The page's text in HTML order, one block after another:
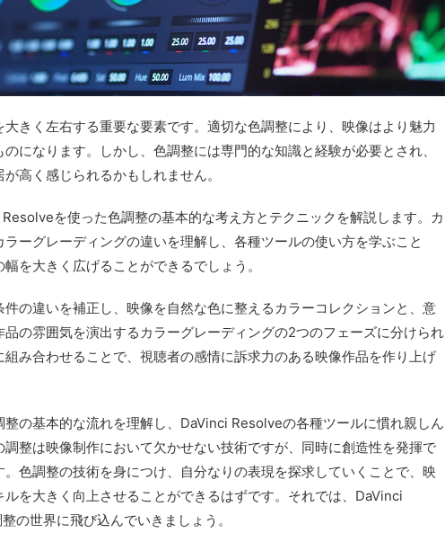
きく左右する重要な要素です。適切な色調整により、映像はより魅力
になります。しかし、色調整には専門的な知識と経験が必要とされ、
高く感じられるかもしれません。
を使った色調整の基本的な考え方とテクニックを解説します。カ
ーグレーディングの違いを理解し、各種ツールの使い方を学ぶこと
を大きく広げることができるでしょう。
の違いを補正し、映像を自然な色に整えるカラーコレクションと、意
品の雰囲気を演出するカラーグレーディングの2つのフェーズに分けられ
組み合わせることで、視聴者の感情に訴求力のある映像作品を作り上げ
整の基本的な流れを理解し、DaVinci Resolveの各種ツールに慣れ親しん
調整は映像制作において欠かせない技術ですが、同時に創造性を発揮で
。色調整の技術を身につけ、自分なりの表現を探求していくことで、映
を大きく向上させることができるはずです。それでは、DaVinci
の世界に飛び込んでいきましょう。